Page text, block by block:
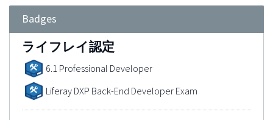
Badges
ライフレイ認定
6.1 Professional Developer
Liferay DXP Back-End Developer Exam